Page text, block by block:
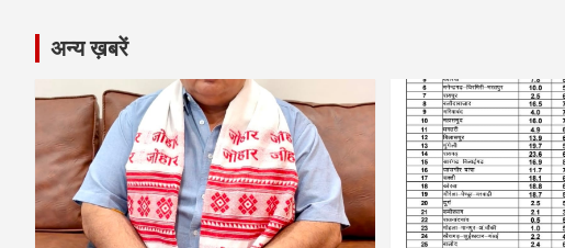
अन्य ख़बरें